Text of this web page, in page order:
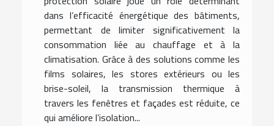
dans l’efficacité énergétique des bâtiments,
permettant de limiter significativement la
consommation liée au chauffage et à la
climatisation. Grâce à des solutions comme les
films solaires, les stores extérieurs ou les
brise-soleil, la transmission thermique à
travers les fenêtres et façades est réduite, ce
qui améliore l’isolation...